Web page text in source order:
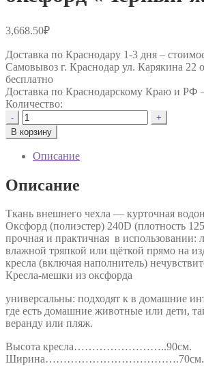
3,668.50₽
Доставка по Краснодару 1-3 дня –
Самовывоз г. Краснодар ул. Карякина 22
бесплатно
Доставка по Краснодарскому Краю и РФ
Количество:
-
Количество
товара
Авторское
кресло
"Le-
оксфорд
жёлтый"
+
В корзину
Описание
Описание
Ткань внешнего чехла — курточная
Оксфорд (полиэстер) 240D (плотность
прочная и практичная в использовании:
влажной тряпкой или щёткой прямо на
кресла (включая наполнитель)
Кресла-мешки из оксфорда
универсальны: подходят к в домашние
где есть домашние животные или дети,
веранду или пляж.
Высота кресла……………………..90см.
Ширина……………………………….70см.